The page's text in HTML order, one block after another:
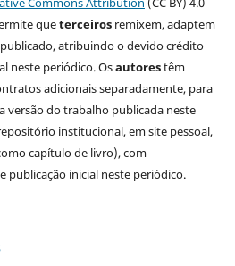
queterceirosremixem, adaptem
atribuindo o devido crédito
neste periódico. Osautorestêm
adicionais separadamente, para
versão do trabalho publicada neste
institucional, em site pessoal,
capítulo de livro), com
publicação inicial neste periódico.